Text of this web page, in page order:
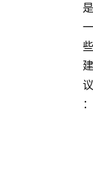
是
一
些
建
议
：